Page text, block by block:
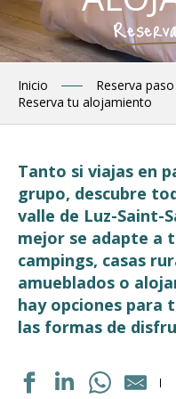
Inicio
Reserva
Reserva tu alojamiento
Tanto si viajas en
grupo, descubre
valle de Luz-Saint-
mejor se adapte a
campings, casas
amueblados o
hay opciones para
las formas de